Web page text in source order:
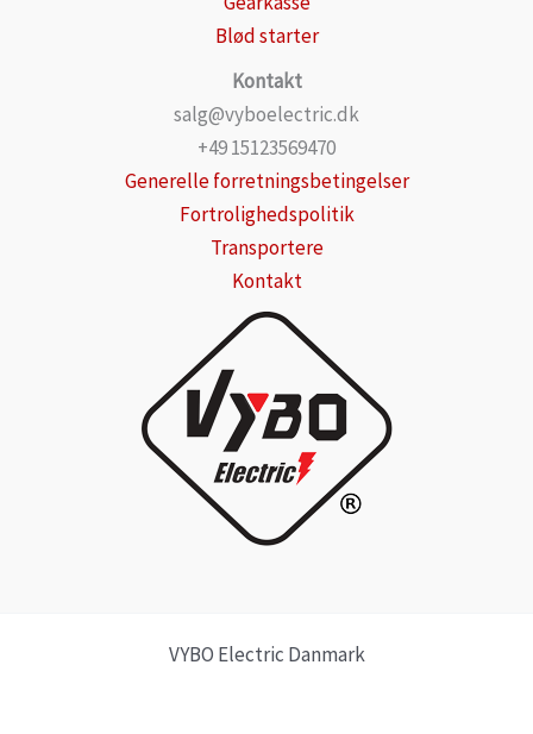
Blød starter
Kontakt
salg@vyboelectric.dk
+49 15123569470
Generelle forretningsbetingelser
Fortrolighedspolitik
Transportere
Kontakt
VYBO Electric Danmark